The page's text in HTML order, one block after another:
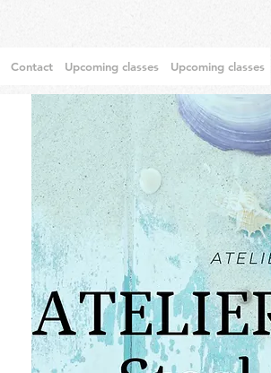
Contact Upcoming classes Upcoming classes